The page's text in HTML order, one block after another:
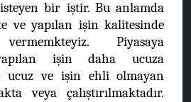
bir iştir. Bu anlamda
ve yapılan işin kalitesinde
Piyasaya
yapılan işin daha ucuza
ucuz ve işin ehli olmayan
veya çalıştırılmaktadır.